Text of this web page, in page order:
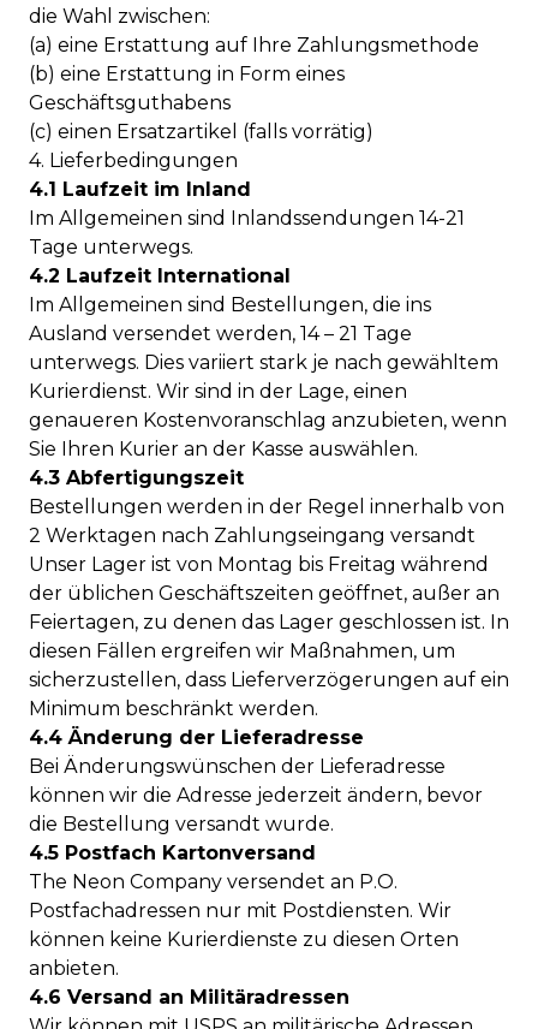
die Wahl zwischen:
(a) eine Erstattung auf Ihre Zahlungsmethode
(b) eine Erstattung in Form eines
Geschäftsguthabens
(c) einen Ersatzartikel (falls vorrätig)
4. Lieferbedingungen
4.1 Laufzeit im Inland
Im Allgemeinen sind Inlandssendungen 14-21
Tage unterwegs.
4.2 Laufzeit International
Im Allgemeinen sind Bestellungen, die ins
Ausland versendet werden, 14 – 21 Tage
unterwegs. Dies variiert stark je nach gewähltem
Kurierdienst. Wir sind in der Lage, einen
genaueren Kostenvoranschlag anzubieten, wenn
Sie Ihren Kurier an der Kasse auswählen.
4.3 Abfertigungszeit
Bestellungen werden in der Regel innerhalb von
2 Werktagen nach Zahlungseingang versandt
Unser Lager ist von Montag bis Freitag während
der üblichen Geschäftszeiten geöffnet, außer an
Feiertagen, zu denen das Lager geschlossen ist. In
diesen Fällen ergreifen wir Maßnahmen, um
sicherzustellen, dass Lieferverzögerungen auf ein
Minimum beschränkt werden.
4.4 Änderung der Lieferadresse
Bei Änderungswünschen der Lieferadresse
können wir die Adresse jederzeit ändern, bevor
die Bestellung versandt wurde.
4.5 Postfach Kartonversand
The Neon Company versendet an P.O.
Postfachadressen nur mit Postdiensten. Wir
können keine Kurierdienste zu diesen Orten
anbieten.
4.6 Versand an Militäradressen